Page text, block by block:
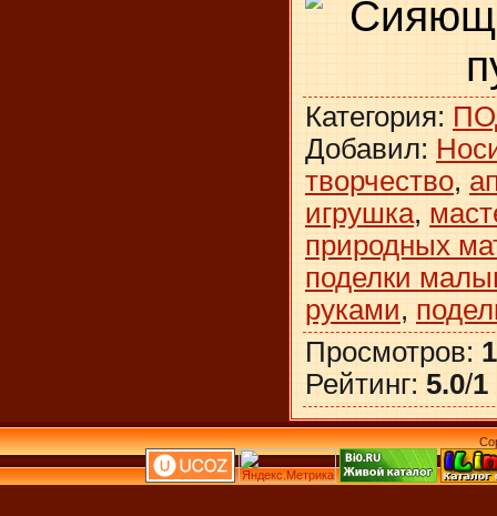
Категория:
Добавил:
творчество,
игрушка,
природных
поделки
руками,
Просмотров:
Рейтинг: 5.0/1